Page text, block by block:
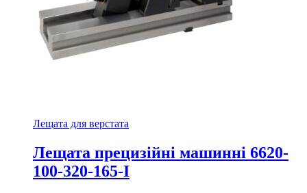
Лещата для верстата
Лещата прецизійні машинні 6620-
100-320-165-I